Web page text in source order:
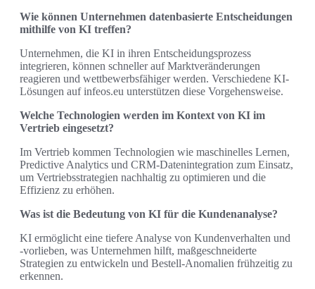
Wie können Unternehmen datenbasierte Entscheidungen
mithilfe von KI treffen?
Unternehmen, die KI in ihren Entscheidungsprozess
integrieren, können schneller auf Marktveränderungen
reagieren und wettbewerbsfähiger werden. Verschiedene KI-
Lösungen auf infeos.eu unterstützen diese Vorgehensweise.
Welche Technologien werden im Kontext von KI im
Vertrieb eingesetzt?
Im Vertrieb kommen Technologien wie maschinelles Lernen,
Predictive Analytics und CRM-Datenintegration zum Einsatz,
um Vertriebsstrategien nachhaltig zu optimieren und die
Effizienz zu erhöhen.
Was ist die Bedeutung von KI für die Kundenanalyse?
KI ermöglicht eine tiefere Analyse von Kundenverhalten und
-vorlieben, was Unternehmen hilft, maßgeschneiderte
Strategien zu entwickeln und Bestell-Anomalien frühzeitig zu
erkennen.